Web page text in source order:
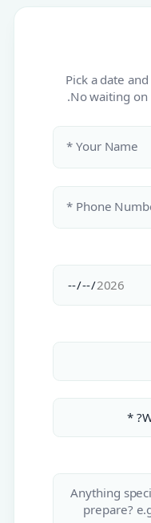
Pick a date
No waiting
Your Name *
Phone